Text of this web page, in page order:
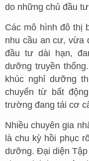
do những chủ đầu
Các mô hình đô thị
nhu cầu an cư, vừa
đầu tư dài hạn,
dưỡng truyền
khúc nghỉ dưỡng
chuyển từ bất
trường đang tái cơ
Nhiều chuyên gia
là chu kỳ hồi phục
dưỡng. Đại diện